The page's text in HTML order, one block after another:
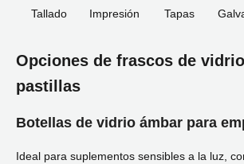
Tallado
Impresión
Tapas
Opciones de frascos de
pastillas
Botellas de vidrio ámbar para
Ideal para suplementos sensibles a la luz,